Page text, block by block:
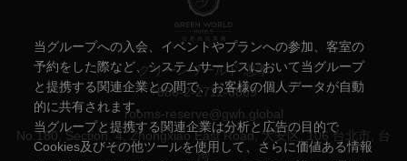
グリーンワールド 忠孝
+886-2-2711-6869
rooms-reserve@gwh.global
No.180, Section. 4, Zhongxiao East Road, 大安区, 106 台北市, 台
湾
当グループへの入会、イベントやプランへの参加、客室の
予約をした際など、システムサービスにおいて当グループ
と提携する関連企業との間で、お客様の個人データが自動
的に共有されます。
当グループと提携する関連企業は分析と広告の目的で
Cookies及びその他ツールを使用して、さらに価値ある情報